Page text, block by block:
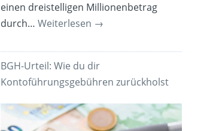
einen dreistelligen Millionenbetrag
durch…Weiterlesen →
BGH-Urteil: Wie du dir
Kontoführungsgebühren zurückholst